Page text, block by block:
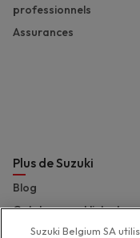
professionnels
Assurances
Plus de Suzuki
Blog
Catalogues et liste de
Presse
Suzuki Belgium SA